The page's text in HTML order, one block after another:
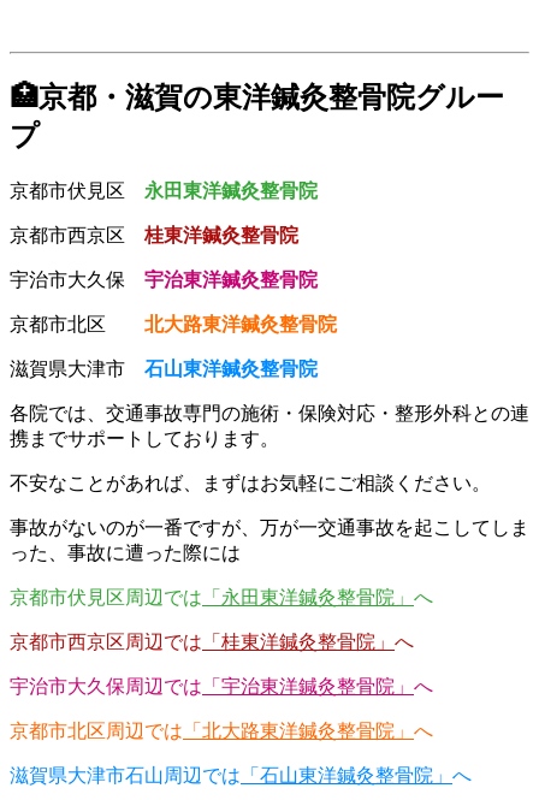
🏥京都・滋賀の東洋鍼灸整骨院グルー
プ
京都市伏見区 永田東洋鍼灸整骨院
京都市西京区 桂東洋鍼灸整骨院
宇治市大久保 宇治東洋鍼灸整骨院
京都市北区 北大路東洋鍼灸整骨院
滋賀県大津市 石山東洋鍼灸整骨院
各院では、交通事故専門の施術・保険対応・整形外科との連
携までサポートしております。
不安なことがあれば、まずはお気軽にご相談ください。
事故がないのが一番ですが、万が一交通事故を起こしてしま
った、事故に遭った際には
京都市伏見区周辺では 「永田東洋鍼灸整骨院」 へ
京都市西京区周辺では 「桂東洋鍼灸整骨院」 へ
宇治市大久保周辺では 「宇治東洋鍼灸整骨院」 へ
京都市北区周辺では 「北大路東洋鍼灸整骨院」 へ
滋賀県大津市石山周辺では 「石山東洋鍼灸整骨院」 へ